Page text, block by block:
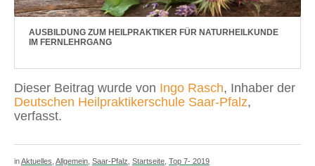
AUSBILDUNG ZUM HEILPRAKTIKER FÜR NATURHEILKUNDE
IM FERNLEHRGANG
Dieser Beitrag wurde von Ingo Rasch, Inhaber der
Deutschen Heilpraktikerschule Saar-Pfalz,
verfasst.
inAktuelles Allgemein Saar-Pfalz Startseite Top 7- 2019